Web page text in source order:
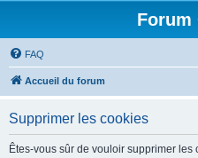
Forum
FAQ
Accueil du forum
Supprimer les cookies
Êtes-vous sûr de vouloir supprimer les